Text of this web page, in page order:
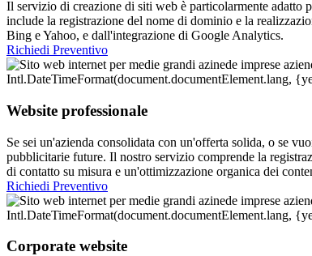
Il servizio di creazione di siti web è particolarmente adatto
include la registrazione del nome di dominio e la
Bing e Yahoo, e dall'integrazione di Google Analytics.
Richiedi Preventivo
Website professionale
Se sei un'azienda consolidata con un'offerta solida, o se
pubblicitarie future. Il nostro servizio comprende la
di contatto su misura e un'ottimizzazione organica dei
Richiedi Preventivo
Corporate website